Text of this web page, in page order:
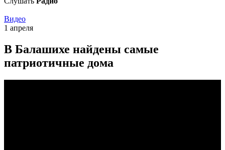
Видео
1 апреля
В Балашихе найдены самые
патриотичные дома